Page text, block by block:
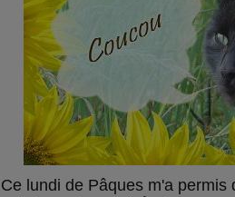
Ce lundi de Pâques m'a permis